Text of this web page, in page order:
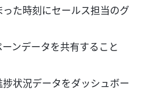
た時刻にセールス担当のグ
ンデータを共有すること
状況データをダッシュボー